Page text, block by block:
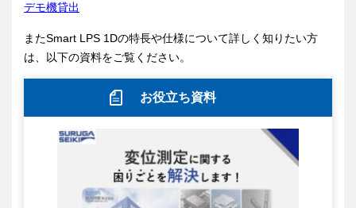
デモ機貸出
またSmart LPS 1Dの特長や仕様について詳しく知りたい方
は、以下の資料をご覧ください。
お役立ち資料